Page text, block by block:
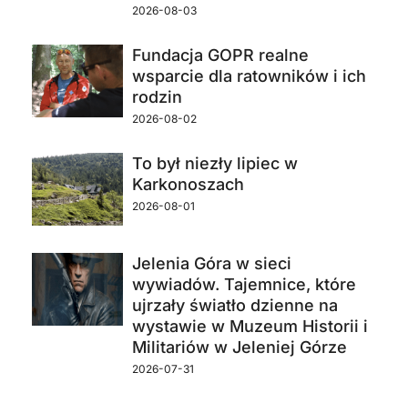
2026-08-03
Fundacja GOPR realne
wsparcie dla ratowników i ich
rodzin
2026-08-02
To był niezły lipiec w
Karkonoszach
2026-08-01
Jelenia Góra w sieci
wywiadów. Tajemnice, które
ujrzały światło dzienne na
wystawie w Muzeum Historii i
Militariów w Jeleniej Górze
2026-07-31